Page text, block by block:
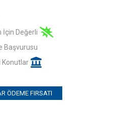
İçin Değerli
Başvurusu
Konutlar
ÖDEME FIRSATI